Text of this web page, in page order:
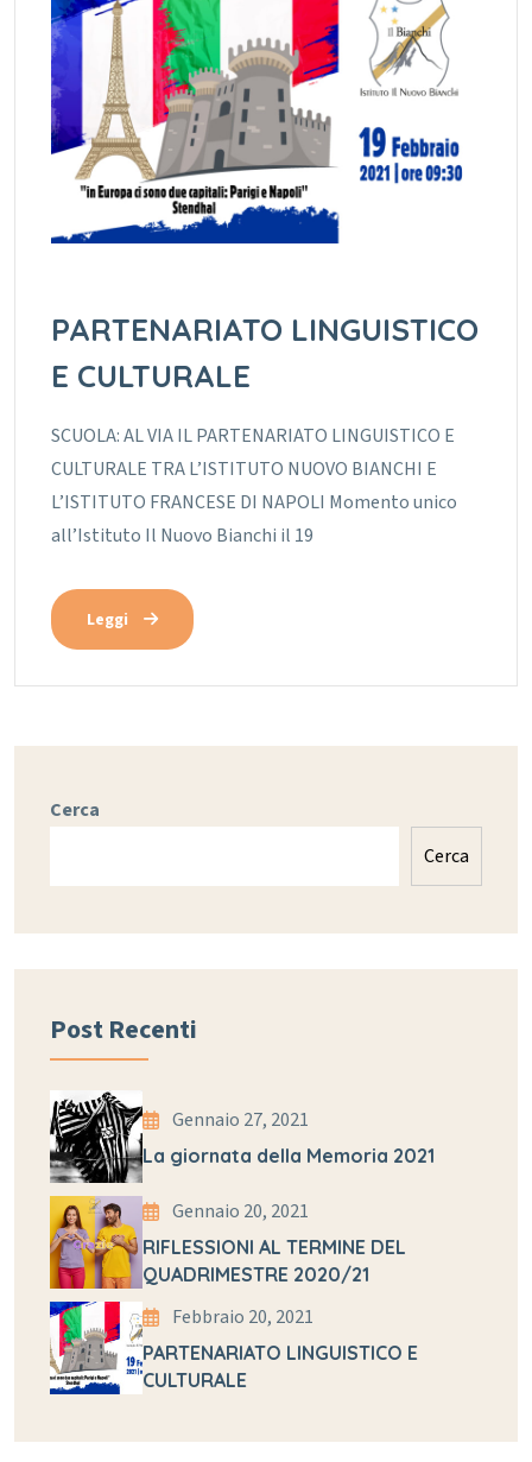
PARTENARIATO LINGUISTICO
E CULTURALE
SCUOLA: AL VIA IL PARTENARIATO LINGUISTICO E
CULTURALE TRA L’ISTITUTO NUOVO BIANCHI E
L’ISTITUTO FRANCESE DI NAPOLI Momento unico
all’Istituto Il Nuovo Bianchi il 19
Leggi
Cerca
Cerca
Post Recenti
Gennaio 27, 2021
La giornata della Memoria 2021
Gennaio 20, 2021
RIFLESSIONI AL TERMINE DEL
QUADRIMESTRE 2020/21
Febbraio 20, 2021
PARTENARIATO LINGUISTICO E
CULTURALE